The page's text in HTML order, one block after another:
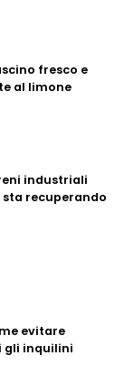
fresco e
al limone
industriali
recuperando
evitare
gli inquilini